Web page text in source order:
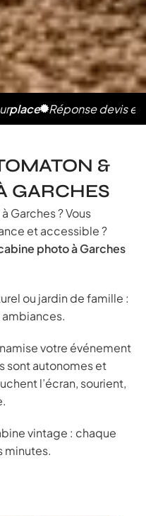
Réponse devis en 2h
&
GARCHES
Garches ? Vous
et accessible ?
photo à Garches
ou jardin de famille :
ambiances.
votre événement
sont autonomes et
l’écran, sourient,
vintage : chaque
minutes.